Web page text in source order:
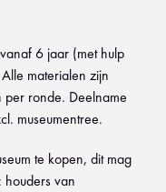
6 jaar (met hulp
materialen zijn
ronde. Deelname
museumentree.
te kopen, dit mag
houders van